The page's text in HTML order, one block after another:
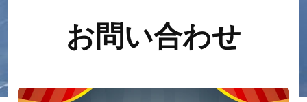
お問い合わせ